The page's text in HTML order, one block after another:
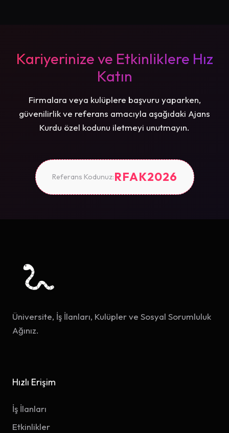
Kariyerinize ve Etkinliklere Hız
Katın
Firmalara veya kulüplere başvuru yaparken,
güvenilirlik ve referans amacıyla aşağıdaki Ajans
Kurdu özel kodunu iletmeyi unutmayın.
Referans Kodunuz:RFAK2026
Üniversite, İş İlanları, Kulüpler ve Sosyal Sorumluluk
Ağınız.
Hızlı Erişim
İş İlanları
Etkinlikler